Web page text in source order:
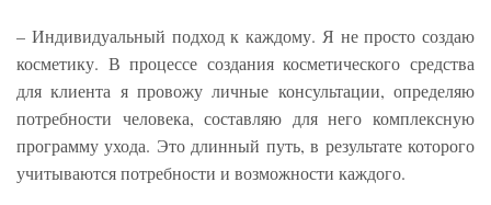
– Индивидуальный подход к каждому. Я не просто создаю
косметику. В процессе создания косметического средства
для клиента я провожу личные консультации, определяю
потребности человека, составляю для него комплексную
программу ухода. Это длинный путь, в результате которого
учитываются потребности и возможности каждого.